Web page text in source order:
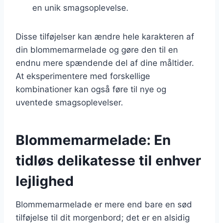
en unik smagsoplevelse.
Disse tilføjelser kan ændre hele karakteren af
din blommemarmelade og gøre den til en
endnu mere spændende del af dine måltider.
At eksperimentere med forskellige
kombinationer kan også føre til nye og
uventede smagsoplevelser.
Blommemarmelade: En
tidløs delikatesse til enhver
lejlighed
Blommemarmelade er mere end bare en sød
tilføjelse til dit morgenbord; det er en alsidig